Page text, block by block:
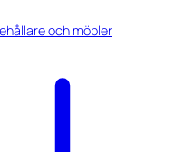
och möbler